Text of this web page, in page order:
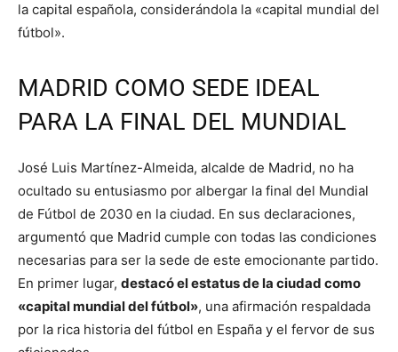
la capital española, considerándola la «capital mundial del
fútbol».
MADRID COMO SEDE IDEAL
PARA LA FINAL DEL MUNDIAL
José Luis Martínez-Almeida, alcalde de Madrid, no ha
ocultado su entusiasmo por albergar la final del Mundial
de Fútbol de 2030 en la ciudad. En sus declaraciones,
argumentó que Madrid cumple con todas las condiciones
necesarias para ser la sede de este emocionante partido.
En primer lugar, destacó el estatus de la ciudad como
«capital mundial del fútbol», una afirmación respaldada
por la rica historia del fútbol en España y el fervor de sus